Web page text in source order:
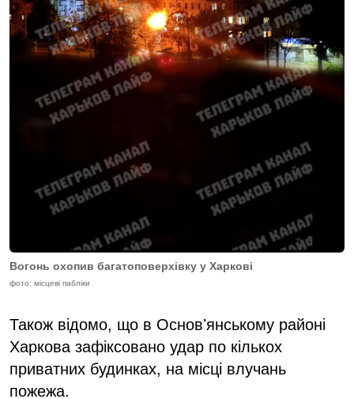
Вогонь охопив багатоповерхівку у Харкові
фото: місцеві пабліки
Також відомо, що в Основʼянському районі
Харкова зафіксовано удар по кількох
приватних будинках, на місці влучань
пожежа.